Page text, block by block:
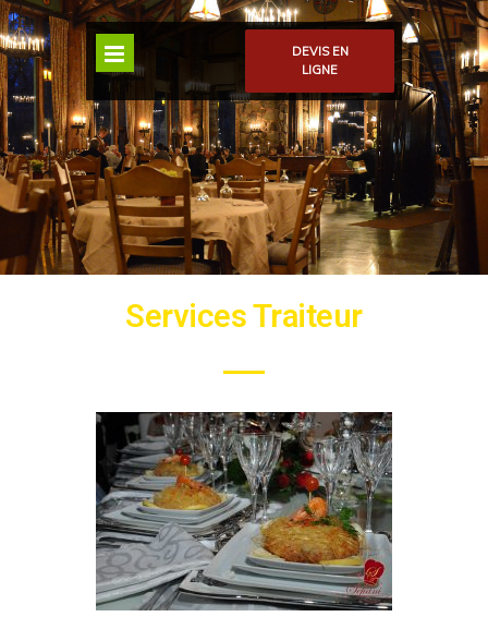
DEVIS EN
LIGNE
Services Traiteur